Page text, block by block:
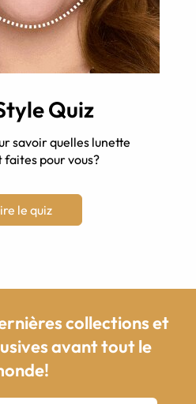
Quiz
savoir quelles lunette
faites pour vous?
le quiz
collections et
avant tout le